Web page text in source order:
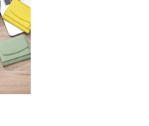
Add to
wishlist